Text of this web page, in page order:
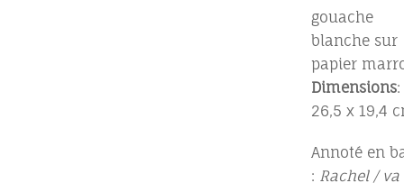
gouache
blanche sur
papier
Dimensions:
26,5 x 19,4
Annoté en
: Rachel / va